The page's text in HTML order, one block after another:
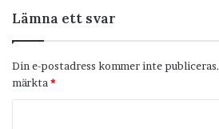
Lämna ett svar
Din e-postadress kommer inte publiceras.
märkta *